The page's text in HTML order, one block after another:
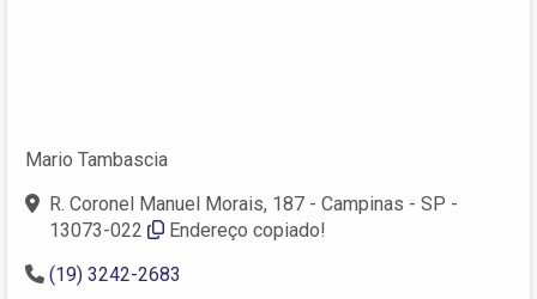
Mario Tambascia
R. Coronel Manuel Morais, 187 - Campinas - SP -
13073-022
Endereço copiado!
(19) 3242-2683